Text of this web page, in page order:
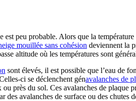
est peu probable. Alors que la
mouillée sans cohésion deviennent la
altitude où les températures sont
sont élevés, il est possible que l’eau de
ci se déclenchent génavalanches de
près du sol. Ces avalanches de plaque
des avalanches de surface ou des chutes